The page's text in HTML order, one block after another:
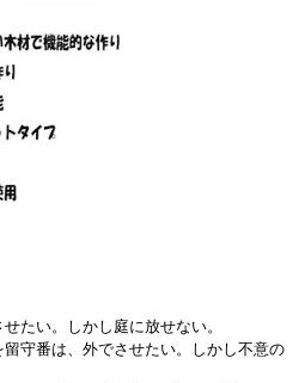
たい。しかし庭に放せない。
守番は、外でさせたい。しかし不意の